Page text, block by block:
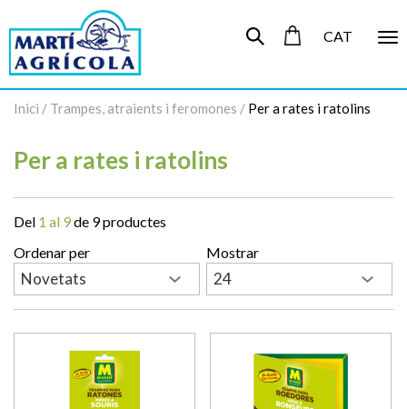
CAT
Inici / Trampes, atraients i feromones / Per a rates i ratolins
Per a rates i ratolins
Del 1 al 9de 9 productes
Ordenar per
Mostrar